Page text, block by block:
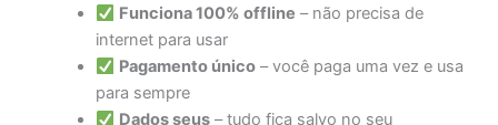
Funciona 100% offline – não precisa de
internet para usar
Pagamento único– você paga uma vez e usa
para sempre
Dados seus– tudo fica salvo no seu